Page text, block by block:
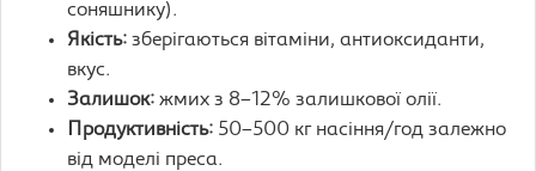
соняшнику).
Якість: зберігаються вітаміни, антиоксиданти,
вкус.
Залишок: жмих з 8–12% залишкової олії.
Продуктивність: 50–500 кг насіння/год залежно
від моделі преса.